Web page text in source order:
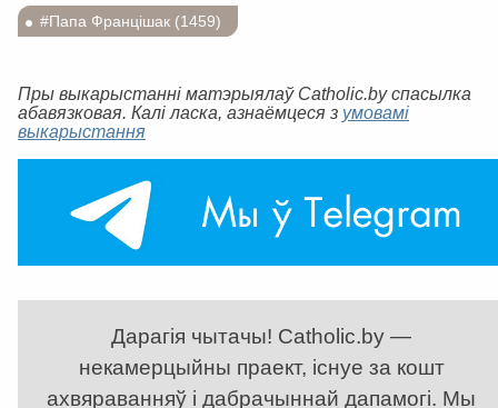
#Папа Францішак (1459)
Пры выкарыстанні матэрыялаў Catholic.by спасылка
абавязковая. Калі ласка, азнаёмцеся з умовамі
выкарыстання
Дарагія чытачы! Catholic.by —
некамерцыйны праект, існуе за кошт
ахвяраванняў і дабрачыннай дапамогі. Мы